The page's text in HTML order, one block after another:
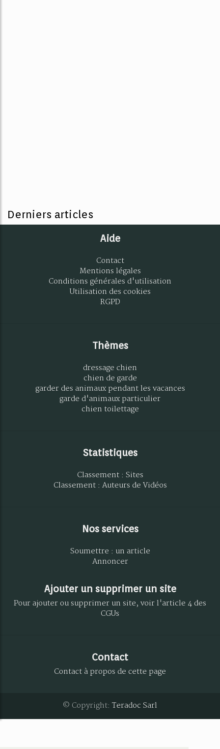
Derniers articles
Aide
Contact
Mentions légales
Conditions générales d'utilisation
Utilisation des cookies
RGPD
Thèmes
dressage chien
chien de garde
garder des animaux pendant les vacances
garde d'animaux particulier
chien toilettage
Statistiques
Classement : Sites
Classement : Auteurs de Vidéos
Nos services
Soumettre : un article
Annoncer
Ajouter un supprimer un site
Pour ajouter ou supprimer un site, voir l'article 4 des
CGUs
Contact
Contact à propos de cette page
© Copyright: Teradoc Sarl